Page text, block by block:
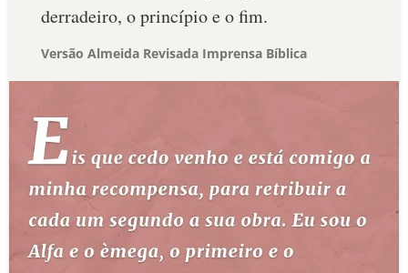
derradeiro, o princípio e o fim.
Versão Almeida Revisada Imprensa Bíblica